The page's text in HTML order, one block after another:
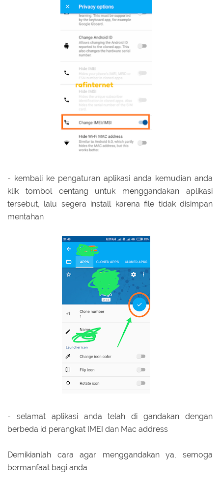
- kembali ke pengaturan aplikasi anda kemudian anda
klik tombol centang untuk menggandakan aplikasi
tersebut, lalu segera install karena file tidak disimpan
mentahan
- selamat aplikasi anda telah di gandakan dengan
berbeda id perangkat IMEI dan Mac address
Demikianlah cara agar menggandakan ya, semoga
bermanfaat bagi anda